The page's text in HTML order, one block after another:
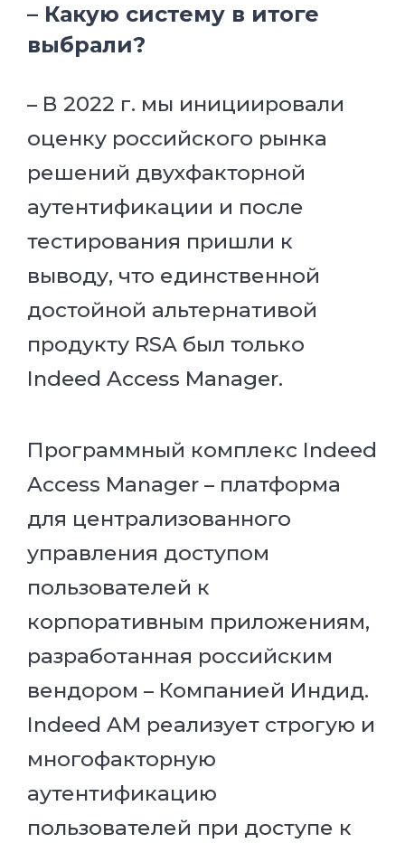
– Какую систему в итоге
выбрали?
– В 2022 г. мы инициировали
оценку российского рынка
решений двухфакторной
аутентификации и после
тестирования пришли к
выводу, что единственной
достойной альтернативой
продукту RSA был только
Indeed Access Manager.
Программный комплекс Indeed
Access Manager – платформа
для централизованного
управления доступом
пользователей к
корпоративным приложениям,
разработанная российским
вендором – Компанией Индид.
Indeed AM реализует строгую и
многофакторную
аутентификацию
пользователей при доступе к